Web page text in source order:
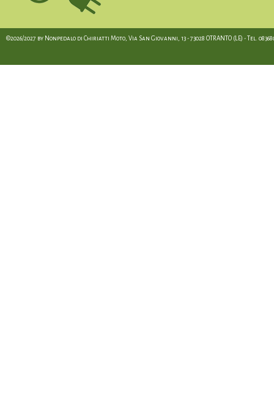
©2026/2027 by Nonpedalo di Chiriatti Moto, Via San Giovanni, 13 - 73028 OTRANTO (LE) - Tel.